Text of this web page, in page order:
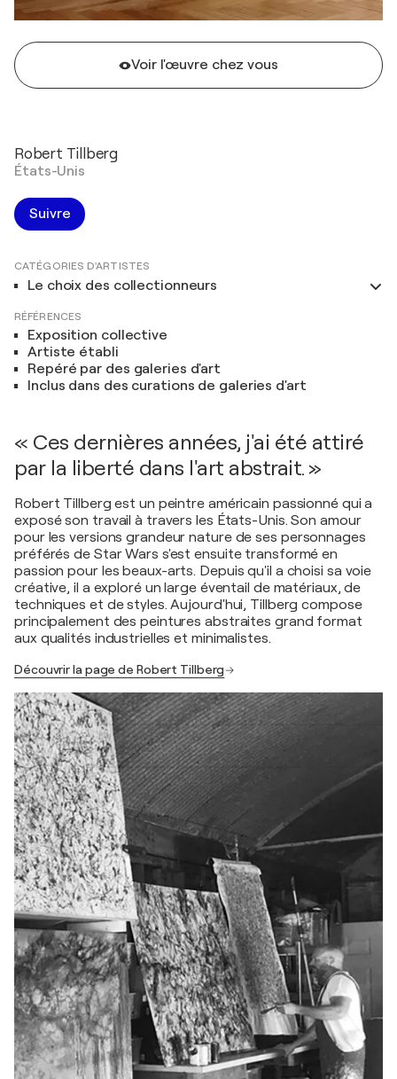
Voir l'œuvre chez vous
Robert Tillberg
États-Unis
Suivre
CATÉGORIES D'ARTISTES
Le choix des collectionneurs
RÉFÉRENCES
Exposition collective
Artiste établi
Repéré par des galeries d'art
Inclus dans des curations de galeries d'art
« Ces dernières années, j'ai été attiré
par la liberté dans l'art abstrait. »
Robert Tillberg est un peintre américain passionné qui a
exposé son travail à travers les États-Unis. Son amour
pour les versions grandeur nature de ses personnages
préférés de Star Wars s'est ensuite transformé en
passion pour les beaux-arts. Depuis qu'il a choisi sa voie
créative, il a exploré un large éventail de matériaux, de
techniques et de styles. Aujourd'hui, Tillberg compose
principalement des peintures abstraites grand format
aux qualités industrielles et minimalistes.
Découvrir la page de Robert Tillberg